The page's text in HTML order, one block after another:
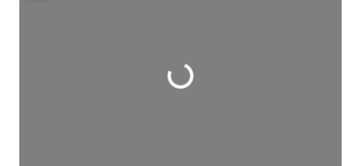
Wird geladen …